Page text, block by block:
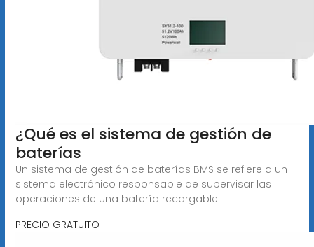
¿Qué es el sistema de gestión de
baterías
Un sistema de gestión de baterías BMS se refiere a un
sistema electrónico responsable de supervisar las
operaciones de una batería recargable.
PRECIO GRATUITO